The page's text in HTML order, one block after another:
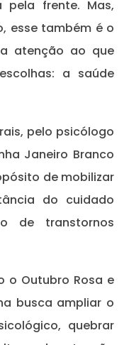
frente. Mas,
esse também é o
atenção ao que
a saúde
pelo psicólogo
Janeiro Branco
de mobilizar
do cuidado
de transtornos
o Outubro Rosa e
busca ampliar o
quebrar